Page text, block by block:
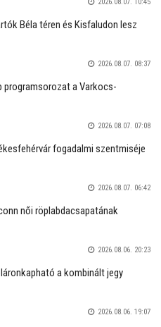
Béla téren és Kisfaludon lesz
2026.08.07. 08:37
programsorozat a Varkocs-
2026.08.07. 07:08
fogadalmi szentmiséje
2026.08.07. 06:42
női röplabdacsapatának
2026.08.06. 20:23
a kombinált jegy
2026.08.06. 19:07